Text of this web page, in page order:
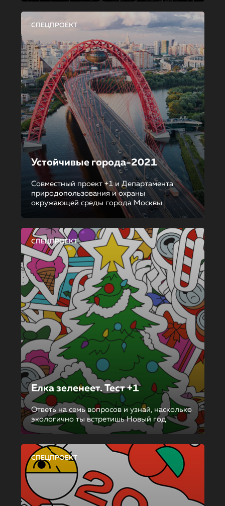
СПЕЦПРОЕКТ
Устойчивые города-2021
Совместный проект +1 и Департамента
природопользования и охраны
окружающей среды города Москвы
СПЕЦПРОЕКТ
Елка зеленеет. Тест +1
Ответь на семь вопросов и узнай, насколько
экологично ты встретишь Новый год
СПЕЦПРОЕКТ